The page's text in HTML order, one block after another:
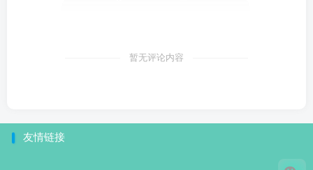
暂无评论内容
友情链接